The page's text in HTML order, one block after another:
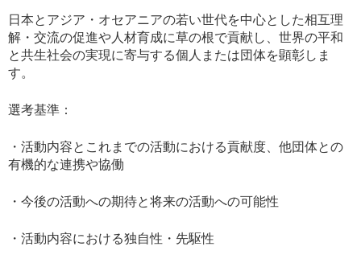
日本とアジア・オセアニアの若い世代を中心とした相互理
解・交流の促進や人材育成に草の根で貢献し、世界の平和
と共生社会の実現に寄与する個人または団体を顕彰しま
す。
選考基準：
・活動内容とこれまでの活動における貢献度、他団体との
有機的な連携や協働
・今後の活動への期待と将来の活動への可能性
・活動内容における独自性・先駆性